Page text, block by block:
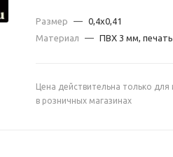
Размер — 0,4х0,41
Материал
— ПВХ 3 мм,
Цена действительна только
в розничных магазинах